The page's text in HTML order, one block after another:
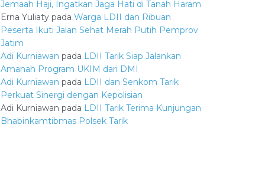
Jemaah Haji, Ingatkan Jaga Hati di Tanah Haram
Erna Yuliaty pada Warga LDII dan Ribuan
Peserta Ikuti Jalan Sehat Merah Putih Pemprov
Jatim
Adi Kurniawan pada LDII Tarik Siap Jalankan
Amanah Program UKIM dari DMI
Adi Kurniawan pada LDII dan Senkom Tarik
Perkuat Sinergi dengan Kepolisian
Adi Kurniawan pada LDII Tarik Terima Kunjungan
Bhabinkamtibmas Polsek Tarik